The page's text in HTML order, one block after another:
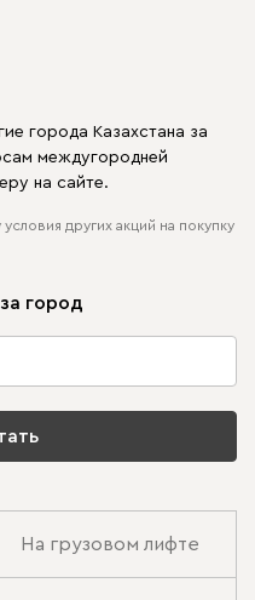
города Казахстана за
междугородней
на сайте.
других акций на покупку
город
На грузовом лифте